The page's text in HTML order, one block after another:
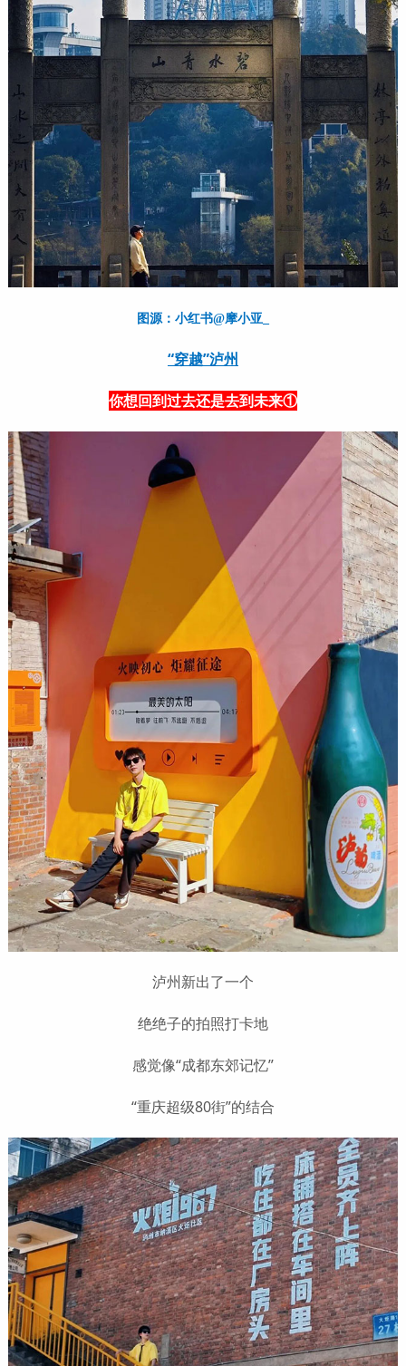
图源：小红书@摩小亚_
“穿越”泸州
你想回到过去还是去到未来①
泸州新出了一个
绝绝子的拍照打卡地
感觉像“成都东郊记忆”
“重庆超级80街”的结合